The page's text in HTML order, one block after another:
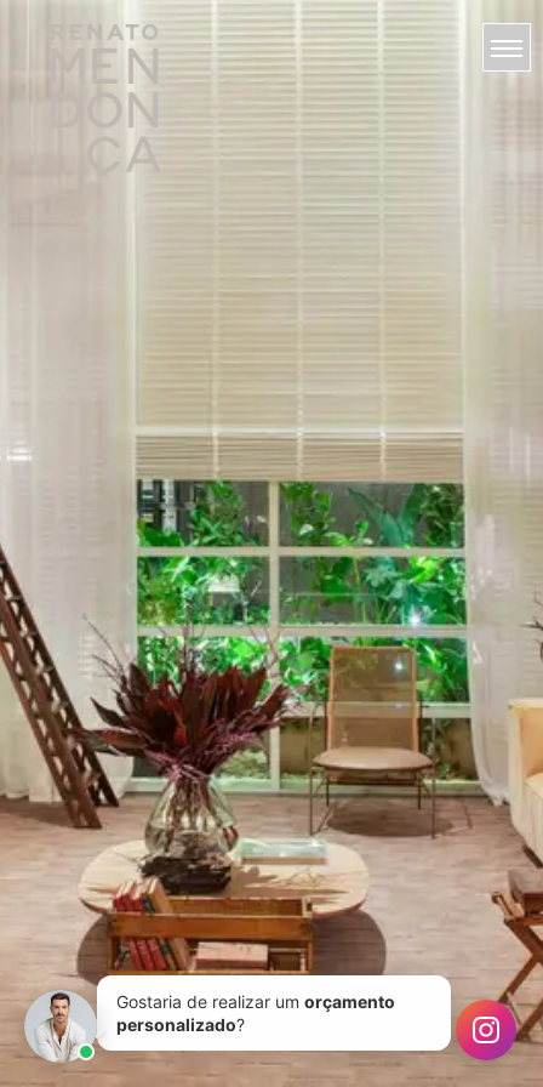
Gostaria de realizar um orçamento
personalizado?